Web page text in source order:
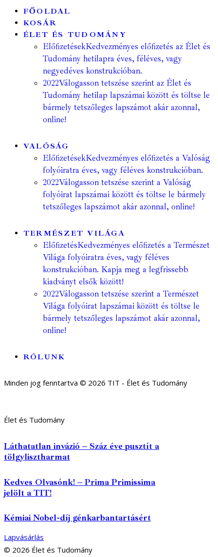
FŐOLDAL
KOSÁR
ÉLET ÉS TUDOMÁNY
ElőfizetésekKedvezményes előfizetés az Élet és
Tudomány hetilapra éves, féléves, vagy
negyedéves konstrukcióban.
2022Válogasson tetszése szerint az Élet és
Tudomány hetilap lapszámai között és töltse le
bármely tetszőleges lapszámot akár azonnal,
online!
VALÓSÁG
ElőfizetésekKedvezményes előfizetés a Valóság
folyóiratra éves, vagy féléves konstrukcióban.
2022Válogasson tetszése szerint a Valóság
folyóirat lapszámai között és töltse le bármely
tetszőleges lapszámot akár azonnal, online!
TERMÉSZET VILÁGA
ElőfizetésKedvezményes előfizetés a Természet
Világa folyóiratra éves, vagy féléves
konstrukcióban. Kapja meg a legfrissebb
kiadványt elsők között!
2022Válogasson tetszése szerint a Természet
Világa folyóirat lapszámai között és töltse le
bármely tetszőleges lapszámot akár azonnal,
online!
RÓLUNK
Minden jog fenntartva © 2026 TIT - Élet és Tudomány
Élet és Tudomány
Láthatatlan invázió – Száz éve pusztít a
tölgylisztharmat
Kedves Olvasónk! – Prima Primissima
jelölt a TIT!
Kémiai Nobel-díj génkarbantartásért
Lapvásárlás
© 2026 Élet és Tudomány